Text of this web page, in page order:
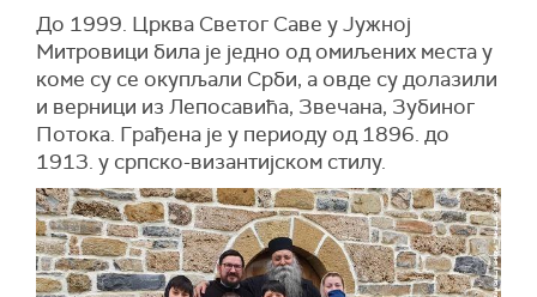
До 1999. Црква Светог Саве у Јужној
Митровици била је једно од омиљених места у
коме су се окупљали Срби, а овде су долазили
и верници из Лепосавића, Звечана, Зубиног
Потока. Грађена је у периоду од 1896. до
1913. у српско-византијском стилу.